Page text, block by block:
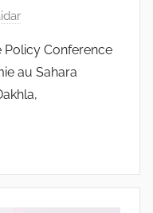
Policy Conference
au Sahara